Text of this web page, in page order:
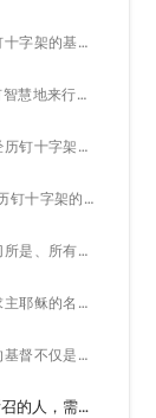
b 只要经历钉十字架的基督，自然就有路来行神的旨意。
c 我们会很有智慧地来行神的旨意——西一9，四12。
d 只要我们经历钉十字架的基督，基督就要成为从神给我们的智慧，以完成祂的计划；我们会有神的智慧来行祂的旨意——一9。
六 当我们经历钉十字架的基督时，我们就被了结——加二20：
1 我们的一切所是、所有和所能，都已完全了结。
2 当我们呼求主耶稣的名，经历并享受祂的时候，祂的钉十字架就会了结我们。
3 钉十字架的基督不仅是能力，也是使我们蒙拯救脱离肉体、天然生命和旧造的道路。
贰 我们是蒙神所召的人，需要认识并经历基督的能力和智慧——林前一24：